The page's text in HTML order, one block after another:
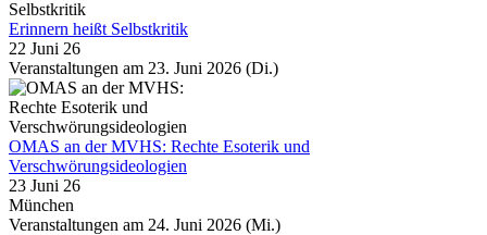
Erinnern heißt Selbstkritik
22 Juni 26
Veranstaltungen am 23. Juni 2026 (Di.)
OMAS an der MVHS: Rechte Esoterik und
Verschwörungsideologien
23 Juni 26
München
Veranstaltungen am 24. Juni 2026 (Mi.)